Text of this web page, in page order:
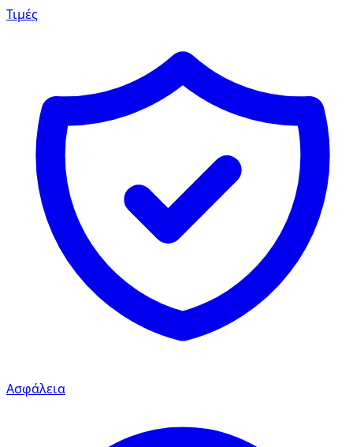
Τιμές
Ασφάλεια